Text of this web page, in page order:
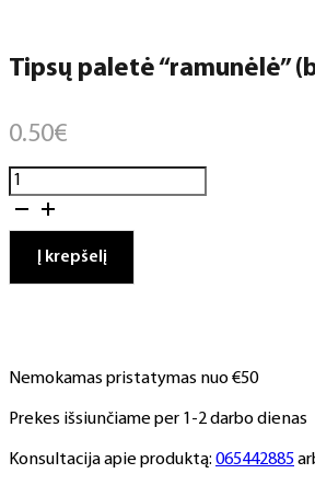
Tipsų paletė “ramunėlė”
0.50€
produkto
kiekis:
paletė
"ramunėlė"
vnt.
Į krepšelį
Nemokamas pristatymas nuo €50
Prekes išsiunčiame per 1-2 darbo dienas
Konsultacija apie produktą: 065442885